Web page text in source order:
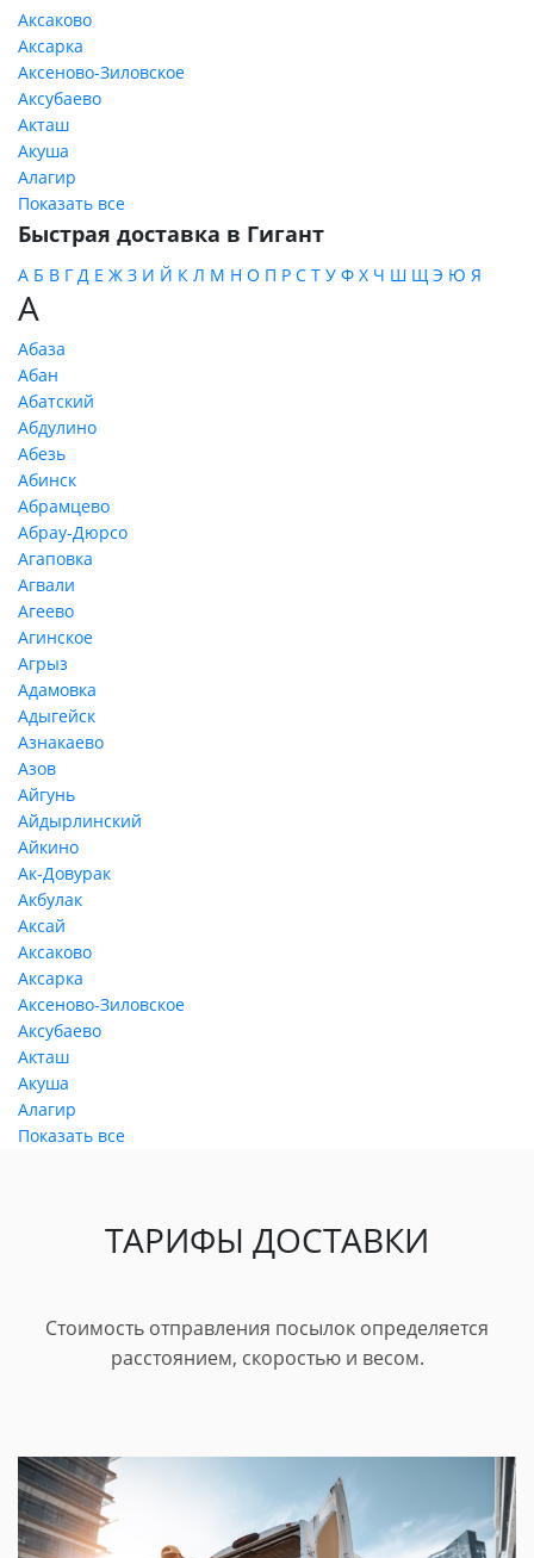
Аксаково
Аксарка
Аксеново-Зиловское
Аксубаево
Акташ
Акуша
Алагир
Показать все
Быстрая доставка в Гигант
А Б В Г Д Е Ж З И Й К Л М Н О П Р С Т У Ф Х Ч Ш Щ Э Ю Я
А
Абаза
Абан
Абатский
Абдулино
Абезь
Абинск
Абрамцево
Абрау-Дюрсо
Агаповка
Агвали
Агеево
Агинское
Агрыз
Адамовка
Адыгейск
Азнакаево
Азов
Айгунь
Айдырлинский
Айкино
Ак-Довурак
Акбулак
Аксай
Аксаково
Аксарка
Аксеново-Зиловское
Аксубаево
Акташ
Акуша
Алагир
Показать все
ТАРИФЫ ДОСТАВКИ
Стоимость отправления посылок определяется
расстоянием, скоростью и весом.